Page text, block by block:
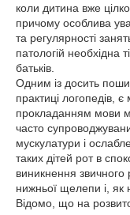
коли дитина вже
причому особлива
та регулярності
патологій необхідна
батьків.
Одним із досить
практиці логопедів,
прокладанням мови
часто
мускулатури і
таких дітей рот в
виникнення
нижньої щелепи і, як
Відомо, що на